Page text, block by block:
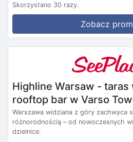
Skorzystano 30 razy.
Zobacz
Highline Warsaw -
rooftop bar w Varso
Warszawa widziana z góry zachwyca
różnorodnością – od nowoczesnych
dzielnice.